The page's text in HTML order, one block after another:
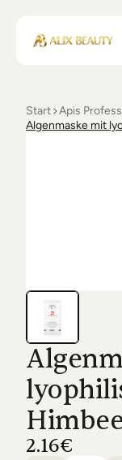
Start
Desinfektion
Ästhetik
Luxmer
FAQs
Orders &
Shipping &
Start Apis
Algenmaske mit
2.16€